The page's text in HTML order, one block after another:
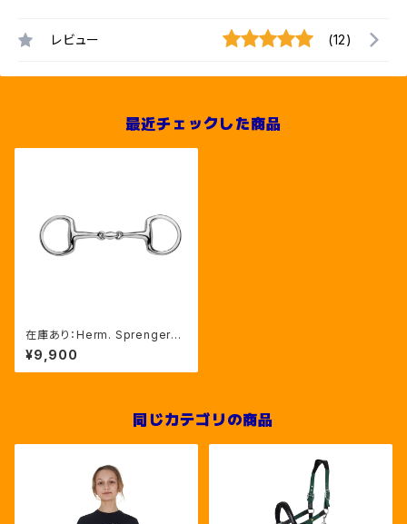
レビュー (12)
最近チェックした商品
在庫あり：Herm. Sprenger
エッグバット ダブルジョイン
ト
¥9,900
同じカテゴリの商品